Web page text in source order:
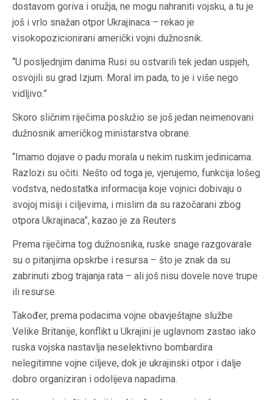
dostavom goriva i oružja, ne mogu nahraniti vojsku, a tu je
još i vrlo snažan otpor Ukrajinaca – rekao je
visokopozicionirani američki vojni dužnosnik.
“U posljednjim danima Rusi su ostvarili tek jedan uspjeh,
osvojili su grad Izjum. Moral im pada, to je i više nego
vidljivo.”
Skoro sličnim riječima poslužio se još jedan neimenovani
dužnosnik američkog ministarstva obrane.
“Imamo dojave o padu morala u nekim ruskim jedinicama.
Razlozi su očiti. Nešto od toga je, vjerujemo, funkcija lošeg
vodstva, nedostatka informacija koje vojnici dobivaju o
svojoj misiji i ciljevima, i mislim da su razočarani zbog
otpora Ukrajinaca”, kazao je za Reuters
Prema riječima tog dužnosnika, ruske snage razgovarale
su o pitanjima opskrbe i resursa – što je znak da su
zabrinuti zbog trajanja rata – ali još nisu dovele nove trupe
ili resurse.
Također, prema podacima vojne obavještajne službe
Velike Britanije, konflikt u Ukrajini je uglavnom zastao iako
ruska vojska nastavlja neselektivno bombardira
nelegitimne vojne ciljeve, dok je ukrajinski otpor i dalje
dobro organiziran i odolijeva napadima.